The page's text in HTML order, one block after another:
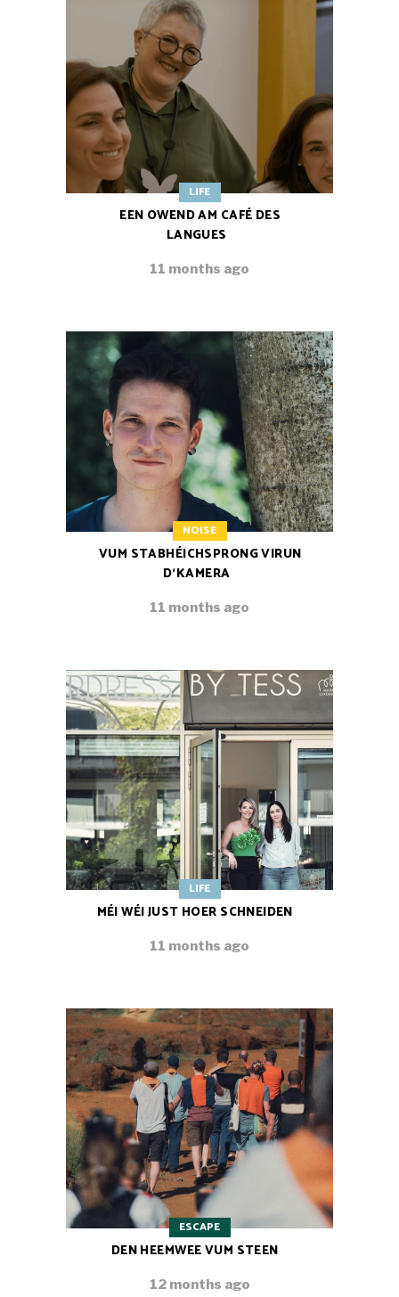
LIFE
EEN OWEND AM CAFÉ DES
LANGUES
11 months ago
NOISE
VUM STABHÉICHSPRONG VIRUN
D‘KAMERA
11 months ago
LIFE
MÉI WÉI JUST HOER SCHNEIDEN
11 months ago
ESCAPE
DEN HEEMWEE VUM STEEN
12 months ago